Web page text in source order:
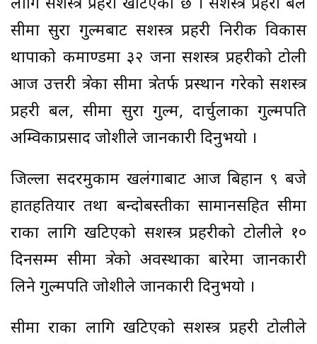
लागि सशस्त्र प्रहरी खटिएको छ । सशस्त्र प्रहरी बल
सीमा सुरक्षा गुल्मबाट सशस्त्र प्रहरी निरीक्षक विकास
थापाको कमाण्डमा ३२ जना सशस्त्र प्रहरीको टोली
आज उत्तरी क्षेत्रका सीमा क्षेत्रतर्फ प्रस्थान गरेको सशस्त्र
प्रहरी बल, सीमा सुरक्षा गुल्म, दार्चुलाका गुल्मपति
अम्विकाप्रसाद जोशीले जानकारी दिनुभयो ।
जिल्ला सदरमुकाम खलंगाबाट आज बिहान ९ बजे
हातहतियार तथा बन्दोबस्तीका सामानसहित सीमा
रक्षाका लागि खटिएको सशस्त्र प्रहरीको टोलीले १०
दिनसम्म सीमा क्षेत्रको अवस्थाका बारेमा जानकारी
लिने गुल्मपति जोशीले जानकारी दिनुभयो ।
सीमा रक्षाका लागि खटिएको सशस्त्र प्रहरी टोलीले